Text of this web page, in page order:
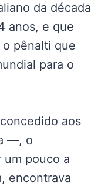
da década
anos, e que
pênalti que
para o
aos
—, o
um pouco a
encontrava